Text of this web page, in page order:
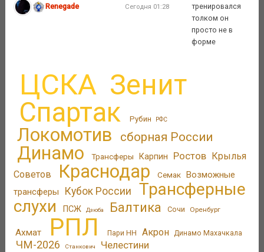
Renegade Сегодня 01:28
тренировался
толком он
просто не в
форме
ЦСКА Зенит
Спартак Рубин РФС
Локомотив сборная России
Динамо Трансферы Карпин Ростов
Крылья
Советов
Краснодар Семак Возможные
трансферы
Кубок России
Трансферные
слухи
ПСЖ Дзюба Балтика Сочи Оренбург
Ахмат РПЛ Пари НН Акрон Динамо Махачкала
ЧМ-2026 Станкович Челестини